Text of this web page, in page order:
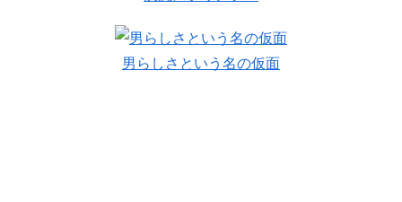
男らしさという名の仮面